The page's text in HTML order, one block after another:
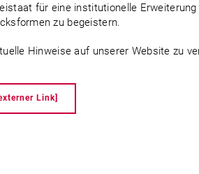
für eine institutionelle
zu begeistern.
Hinweise auf unserer Website zu
Link]